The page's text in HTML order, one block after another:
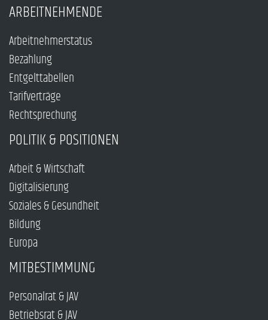
ARBEITNEHMENDE
Arbeitnehmerstatus
Bezahlung
Entgelttabellen
Tarifverträge
Rechtsprechung
POLITIK & POSITIONEN
Arbeit & Wirtschaft
Digitalisierung
Soziales & Gesundheit
Bildung
Europa
MITBESTIMMUNG
Personalrat & JAV
Betriebsrat & JAV